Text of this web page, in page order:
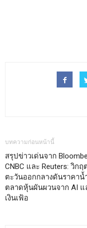
บทความก่อนหน้านี้
สรุปข่าวเด่นจาก
CNBC และ Reuters: วิกฤ
ตะวันออกกลางดันราคาน้
ตลาดหุ้นผันผวนจาก AI แ
เงินเฟ้อ